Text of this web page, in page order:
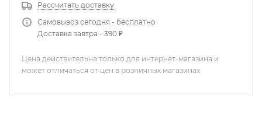
Рассчитать доставку
Самовывоз сегодня - бесплатно
Доставка завтра - 390 ₽
Цена действительна только для интернет-магазина и
может отличаться от цен в розничных магазинах